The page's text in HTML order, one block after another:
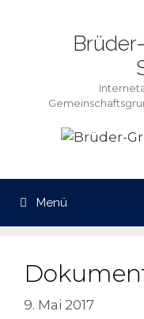
Menü
9. Mai 2017